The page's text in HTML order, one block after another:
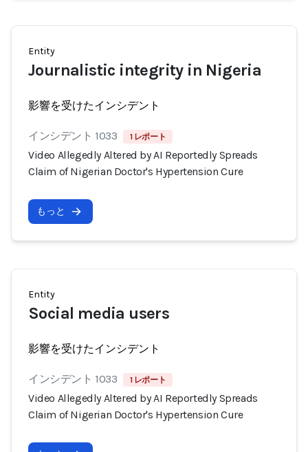
Entity
Journalistic integrity in Nigeria
影響を受けたインシデント
インシデント 1033 1 レポート
Video Allegedly Altered by AI Reportedly Spreads
Claim of Nigerian Doctor's Hypertension Cure
もっと
Entity
Social media users
影響を受けたインシデント
インシデント 1033 1 レポート
Video Allegedly Altered by AI Reportedly Spreads
Claim of Nigerian Doctor's Hypertension Cure